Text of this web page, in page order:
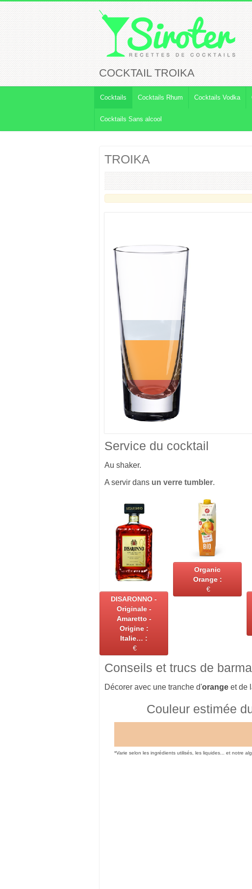
COCKTAIL TROIKA
Cocktails Cocktails Rhum Cocktails Vodka
Cocktails Sans alcool
TROIKA
Service du cocktail
Au shaker.
A servir dans un verre tumbler.
DISARONNO -
Originale -
Amaretto -
Origine :
Italie… :
€
Organic
Orange :
€
Conseils et trucs de
Décorer avec une tranche d'orange et de
Couleur estimée
*Varie selon les ingrédients utilisés, les liquides... et notre